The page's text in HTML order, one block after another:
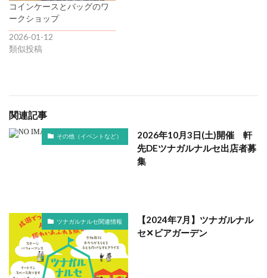
コインケースとバッグのワ
ークショップ
2026-01-12
類似投稿
関連記事
その他（イベントなど）
2026年10月3日(土)開催 軒
先DEツナガルナルセ出店者募
集
ツナガルナルセ関連情報
【2024年7月】ツナガルナル
セ✕ビアガーデン